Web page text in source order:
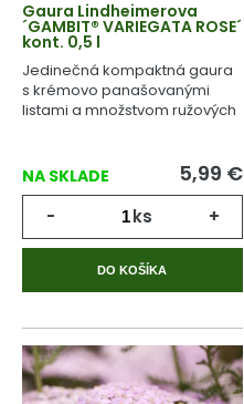
Gaura Lindheimerova
´GAMBIT® VARIEGATA ROSE´
kont. 0,5 l
Jedinečná kompaktná gaura
s krémovo panašovanými
listami a množstvom ružových
NA SKLADE 5,99 €
- ks +
DO KOŠÍKA